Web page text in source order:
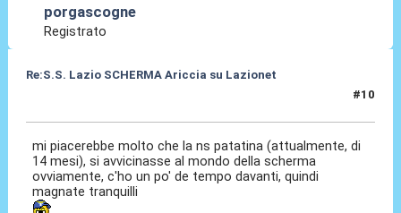
porgascogne
Registrato
Re:S.S. Lazio SCHERMA Ariccia su Lazionet
#10
mi piacerebbe molto che la ns patatina (attualmente, di
14 mesi), si avvicinasse al mondo della scherma
ovviamente, c'ho un po' de tempo davanti, quindi
magnate tranquilli